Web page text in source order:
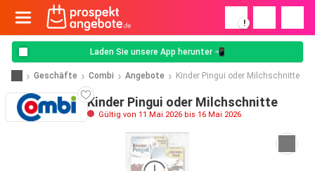
!
Laden Sie unsere App herunter 📲
Geschäfte Combi Angebote Kinder Pingui oder Milchschnitte
Kinder Pingui oder Milchschnitte
Gültig von 11 Mai 2026 bis 16 Mai 2026